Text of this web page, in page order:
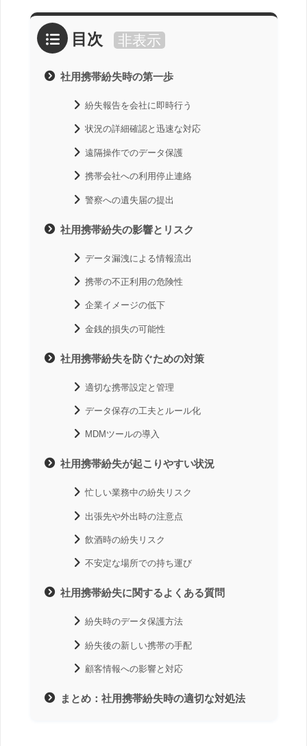
目次 非表示
社用携帯紛失時の第一歩
紛失報告を会社に即時行う
状況の詳細確認と迅速な対応
遠隔操作でのデータ保護
携帯会社への利用停止連絡
警察への遺失届の提出
社用携帯紛失の影響とリスク
データ漏洩による情報流出
携帯の不正利用の危険性
企業イメージの低下
金銭的損失の可能性
社用携帯紛失を防ぐための対策
適切な携帯設定と管理
データ保存の工夫とルール化
MDMツールの導入
社用携帯紛失が起こりやすい状況
忙しい業務中の紛失リスク
出張先や外出時の注意点
飲酒時の紛失リスク
不安定な場所での持ち運び
社用携帯紛失に関するよくある質問
紛失時のデータ保護方法
紛失後の新しい携帯の手配
顧客情報への影響と対応
まとめ：社用携帯紛失時の適切な対処法